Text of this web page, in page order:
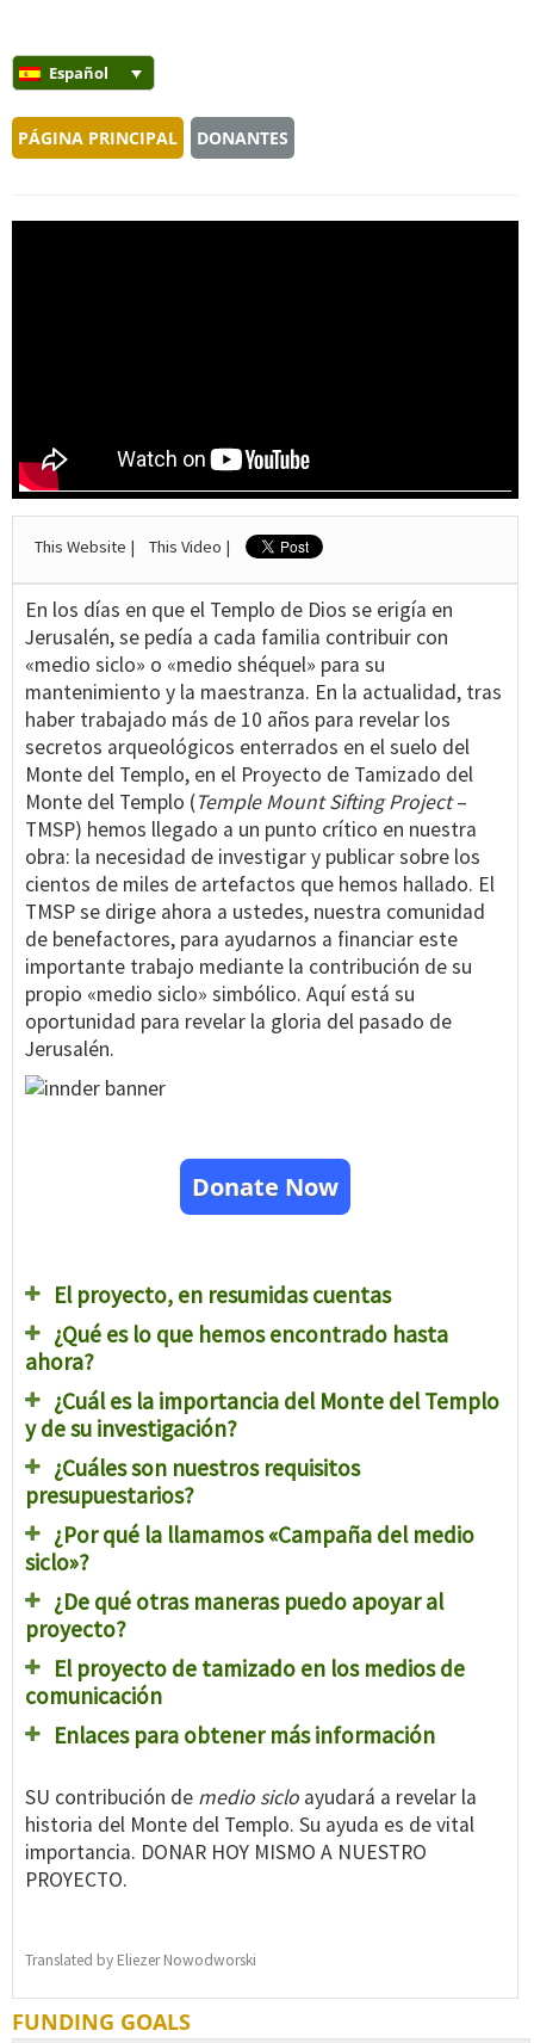
Español
PÁGINA PRINCIPAL DONANTES
This Website | This Video |
En los días en que el Templo de Dios se erigía en
Jerusalén, se pedía a cada familia contribuir con
«medio siclo» o «medio shéquel» para su
mantenimiento y la maestranza. En la actualidad, tras
haber trabajado más de 10 años para revelar los
secretos arqueológicos enterrados en el suelo del
Monte del Templo, en el Proyecto de Tamizado del
Monte del Templo (Temple Mount Sifting Project–
TMSP) hemos llegado a un punto crítico en nuestra
obra: la necesidad de investigar y publicar sobre los
cientos de miles de artefactos que hemos hallado. El
TMSP se dirige ahora a ustedes, nuestra comunidad
de benefactores, para ayudarnos a financiar este
importante trabajo mediante la contribución de su
propio «medio siclo» simbólico. Aquí está su
oportunidad para revelar la gloria del pasado de
Jerusalén.
Donate Now
El proyecto, en resumidas cuentas
¿Qué es lo que hemos encontrado hasta
ahora?
¿Cuál es la importancia del Monte del Templo
y de su investigación?
¿Cuáles son nuestros requisitos
presupuestarios?
¿Por qué la llamamos «Campaña del medio
siclo»?
¿De qué otras maneras puedo apoyar al
proyecto?
El proyecto de tamizado en los medios de
comunicación
Enlaces para obtener más información
SU contribución de medio siclo ayudará a revelar la
historia del Monte del Templo. Su ayuda es de vital
importancia. DONAR HOY MISMO A NUESTRO
PROYECTO.
Translated by Eliezer Nowodworski
FUNDING GOALS